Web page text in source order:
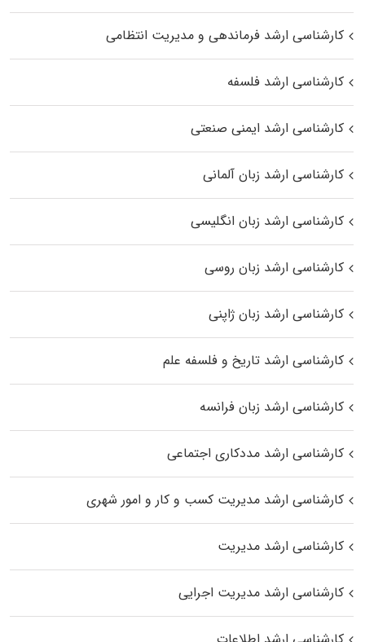
کارشناسی ارشد فرماندهی و مدیریت انتظامی
کارشناسی ارشد فلسفه
کارشناسی ارشد ایمنی صنعتی
کارشناسی ارشد زبان آلمانی
کارشناسی ارشد زبان انگلیسی
کارشناسی ارشد زبان روسی
کارشناسی ارشد زبان ژاپنی
کارشناسی ارشد تاریخ و فلسفه علم
کارشناسی ارشد زبان فرانسه
کارشناسی ارشد مددکاری اجتماعی
کارشناسی ارشد مدیریت کسب و کار و امور شهری
کارشناسی ارشد مدیریت
کارشناسی ارشد مدیریت اجرایی